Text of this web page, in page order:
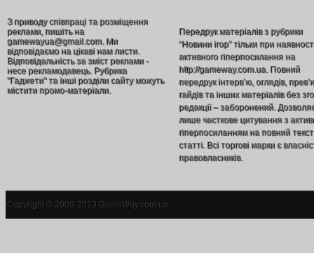
З приводу співпраці та розміщення
реклами, пишіть на
gamewayua@gmail.com. Ми
відповідаємо на цікаві нам листи.
Відповідальність за зміст реклами -
несе рекламодавець. Рубрика
"Гаджети" та інші розділи сайту можуть
містити промо-матеріали.
Передрук матеріалів з рубрики
“Новини ігор” тільки при
активного гіперпосилання на
http://gameway.com.ua. Повний
передрук інтерв’ю, оглядів,
гайдів та інших матеріалів без
редакції – заборонений.
лише часткове цитування з
гіперпосиланням на повний текст
статті. Всі торгові марки є
правовласників.
Copyright © 2009-2023 GameWay.com.ua